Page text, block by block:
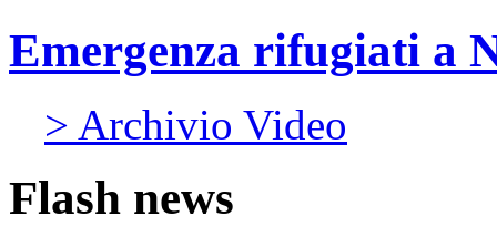
Emergenza rifugiati a
> Archivio Video
Flash news